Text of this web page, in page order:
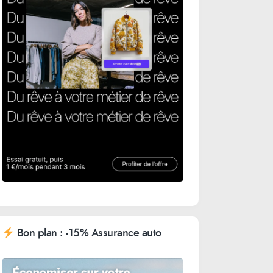
Bon plan : -15% Assurance auto